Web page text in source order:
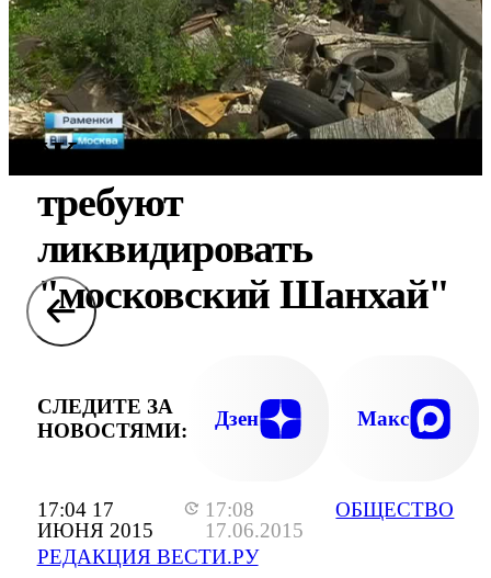
17:04 17
ИЮНЯ 2015
17:08
17.06.2015
РЕДАКЦИЯ ВЕСТИ.РУ
ОБЩЕСТВО
Жители Раменок
требуют
ликвидировать
"московский Шанхай"
СЛЕДИТЕ ЗА
НОВОСТЯМИ:
Дзен Макс